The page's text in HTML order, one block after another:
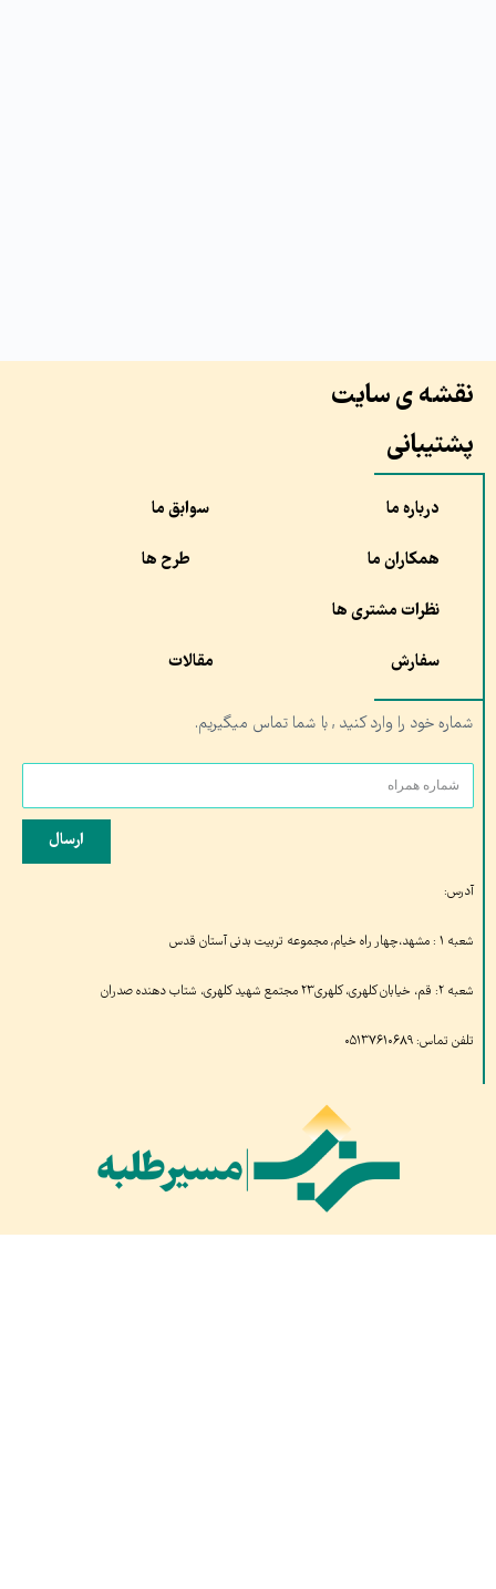
نقشه ی سایت
پشتیبانی
درباره ما سوابق ما
همکاران ما طرح ها
نظرات مشتری ها
سفارش مقالات
شماره خود را وارد کنید , با شما تماس میگیریم.
ارسال
آدرس:
شعبه ۱ : مشهد،چهار راه خیام, مجموعه تربیت بدنی آستان قدس
شعبه ۲: قم، خیابان کلهری، کلهری۲۳ مجتمع شهید کلهری، شتاب دهنده صدران
تلفن تماس: ۰۵۱۳۷۶۱۰۶۸۹